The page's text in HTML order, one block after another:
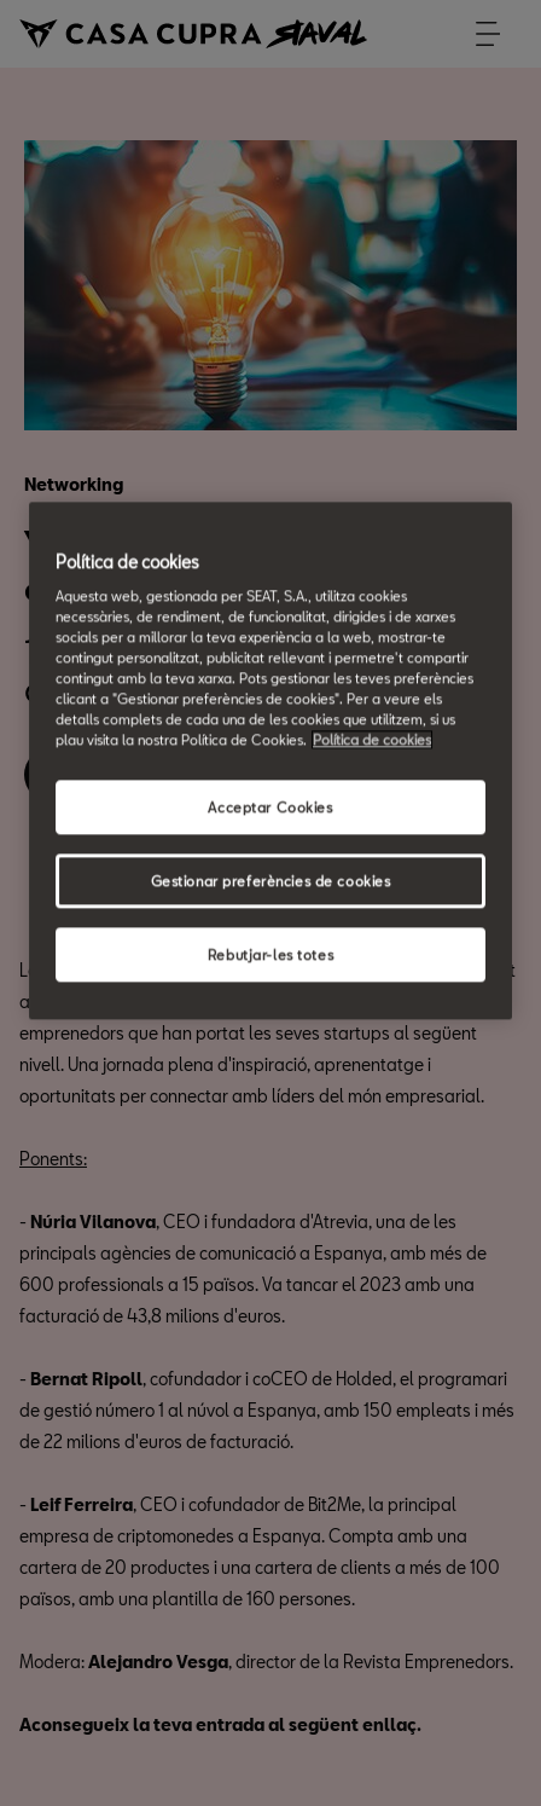
Networking
Yo monté un empresón desde
cero
14 d'Octubre
a les 18:30h
Compartir
La Emprendedoresus convida a un nou esdeveniment
a CASA SEAT on podreu conèixer les històries i els secrets dels
emprenedors que han portat les seves startups al següent
nivell. Una jornada plena d'inspiració, aprenentatge i
oportunitats per connectar amb líders del món empresarial.
Ponents:
- Núria Vilanova, CEO i fundadora d'Atrevia, una de les
principals agències de comunicació a Espanya, amb més de
600 professionals a 15 països. Va tancar el 2023 amb una
facturació de 43,8 milions d'euros.
- Bernat Ripoll, cofundador i coCEO de Holded, el programari
de gestió número 1 al núvol a Espanya, amb 150 empleats i més
de 22 milions d'euros de facturació.
- Leif Ferreira, CEO i cofundador de Bit2Me, la principal
empresa de criptomonedes a Espanya. Compta amb una
cartera de 20 productes i una cartera de clients a més de 100
països, amb una plantilla de 160 persones.
Modera:Alejandro Vesga, director de la Revista Emprenedors.
Aconsegueix la teva entrada al següent enllaç.
Política de cookies
Aquesta web, gestionada per SEAT, S.A., utilitza cookies
necessàries, de rendiment, de funcionalitat, dirigides i de xarxes
socials per a millorar la teva experiència a la web, mostrar-te
contingut personalitzat, publicitat rellevant i permetre't compartir
contingut amb la teva xarxa. Pots gestionar les teves preferències
clicant a "Gestionar preferències de cookies". Per a veure els
detalls complets de cada una de les cookies que utilitzem, si us
plau visita la nostra Política de Cookies. Política de cookies
Rebutjar-les totes
Acceptar Cookies
Gestionar preferències de cookies